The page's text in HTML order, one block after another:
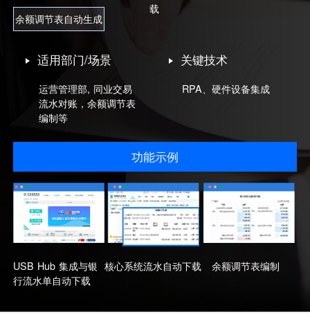
载
余额调节表自动生成
适用部门/场景
运营管理部, 同业交易
流水对账，余额调节表
编制等
关键技术
RPA、硬件设备集成
功能示例
USB Hub 集成与银
行流水单自动下载
核心系统流水自动下载 余额调节表编制